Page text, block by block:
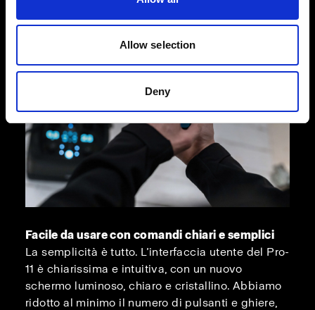
Allow selection
Deny
Facile da usare con comandi chiari e semplici
La semplicità è tutto. L’interfaccia utente del Pro-
11 è chiarissima e intuitiva, con un nuovo
schermo luminoso, chiaro e cristallino. Abbiamo
ridotto al minimo il numero di pulsanti e ghiere,